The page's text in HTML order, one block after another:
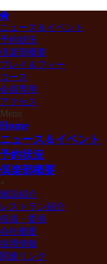
ニュース＆イベント
予約状況
倶楽部概要
プレイ＆フィー
コース
会員専用
アクセス
Menu
Home
ニュース＆イベント
予約状況
倶楽部概要
+
施設紹介
レストラン紹介
役員・委員
会社概要
採用情報
関連リンク